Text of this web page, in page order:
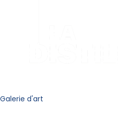
Galerie d'art